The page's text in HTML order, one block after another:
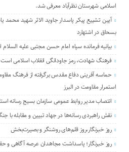
اسلامی شهرستان نظرآباد معرفی شد.
آیین تشییع پیکر پاسدار جاوید الاثر شهید
بسحاق در اشتهارد
بیانیه فرمانده سپاه امام حسن مجتبی علیه السلام
فرهنگ شهادت، رمز جاودانگی انقلاب اسلامی است
حماسه آفرینی دفاع مقدس برگرفته از فرهنگ
استمرار مقاومت در البرز
انتصاب مدیر روابط عمومی سازمان بسیج رسانه
نقش راهبردی رسانه‌ها در جهاد تبیین و مقابله با
روز خبرنگار،روز قلم‌های روشنگر و بصیرت‌بخش
روز خبرنگار؛ پاسداشت مجاهدان عرصه آگاهی و